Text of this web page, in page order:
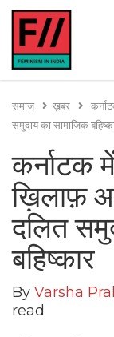
समाज ख़बर
समुदाय का सामाजिक
कर्नाटक
ख़िलाफ़
दलित
बहिष्कार
By Varsha
read